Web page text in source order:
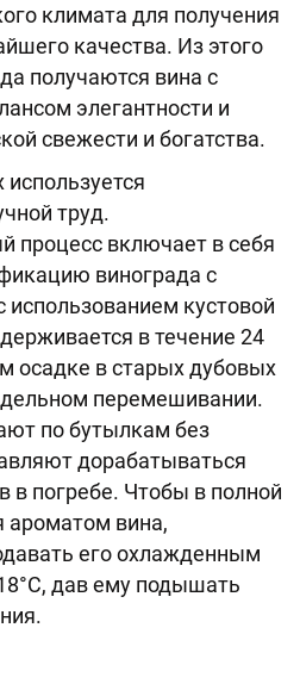
климата для получения
качества. Из этого
получаются вина с
элегантности и
свежести и богатства.
труд.
процесс включает в себя
винограда с
использованием кустовой
в течение 24
осадке в старых дубовых
перемешивании.
по бутылкам без
дорабатываться
в погребе. Чтобы в полной
ароматом вина,
его охлажденным
дав ему подышать